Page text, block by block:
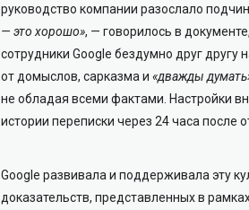
руководство компании разослало
— это хорошо», — говорилось в
сотрудники Google бездумно друг
от домыслов, сарказма и «дважды
не обладая всеми фактами. Настройки
истории переписки через 24 часа после
Google развивала и поддерживала эту
доказательств, представленных в